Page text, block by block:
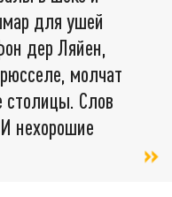
для ушей
дер Ляйен,
молчат
столицы. Слов
нехорошие